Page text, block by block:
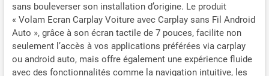
sans bouleverser son installation d’origine. Le produit
« Volam Ecran Carplay Voiture avec Carplay sans Fil Android
Auto », grâce à son écran tactile de 7 pouces, facilite non
seulement l’accès à vos applications préférées via carplay
ou android auto, mais offre également une expérience fluide
avec des fonctionnalités comme la navigation intuitive, les